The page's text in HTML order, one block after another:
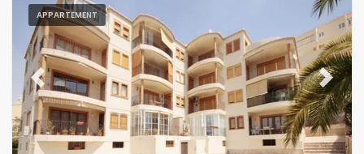
Chambres
Salles de bain
APPARTEMENT
Previous Next